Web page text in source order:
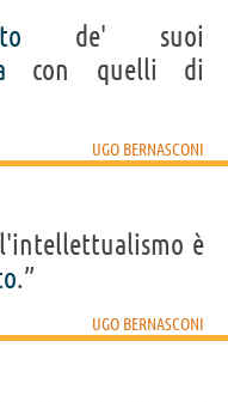
de' suoi
con quelli di
UGO BERNASCONI
è
.”
UGO BERNASCONI